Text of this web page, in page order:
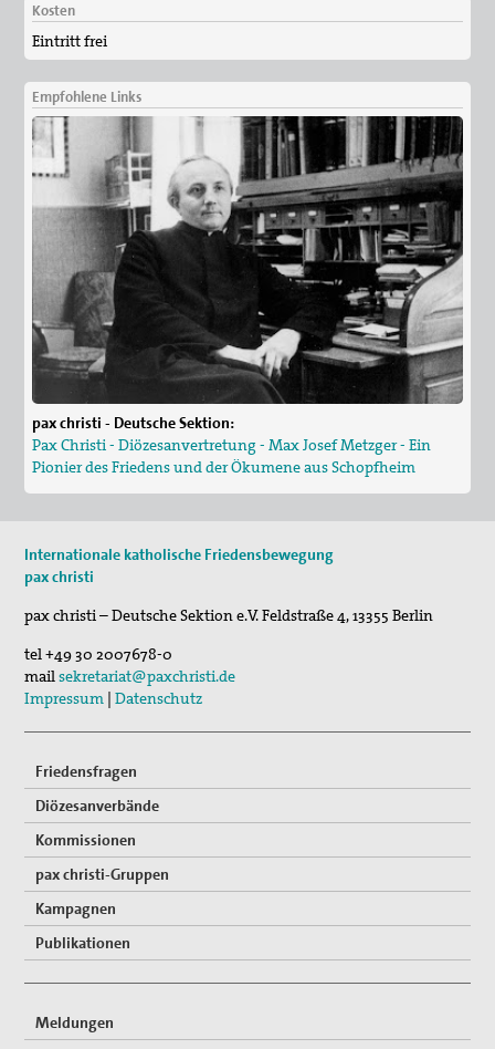
Kosten
Eintritt frei
Empfohlene Links
pax christi - Deutsche Sektion:
Pax Christi - Diözesanvertretung - Max Josef Metzger - Ein
Pionier des Friedens und der Ökumene aus Schopfheim
Internationale katholische Friedensbewegung
pax christi
pax christi – Deutsche Sektion e.V.Feldstraße 4,13355 Berlin
tel+49 30 2007678-0
mailsekretariat@paxchristi.de
Impressum |Datenschutz
Friedensfragen
Diözesanverbände
Kommissionen
pax christi-Gruppen
Kampagnen
Publikationen
Meldungen